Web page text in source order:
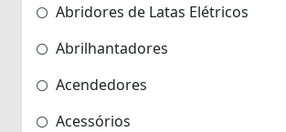
Abridores de Latas Elétricos
Abrilhantadores
Acendedores
Acessórios